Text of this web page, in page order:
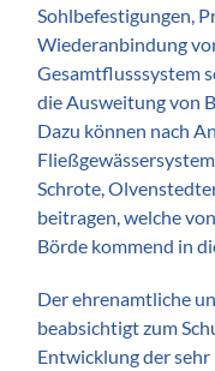
Sohlbefestigungen,
Wiederanbindung
Gesamtflusssystem
die Ausweitung von
Dazu können nach
Schrote,
beitragen, welche
Börde kommend in
Der ehrenamtliche
beabsichtigt zum
Entwicklung der